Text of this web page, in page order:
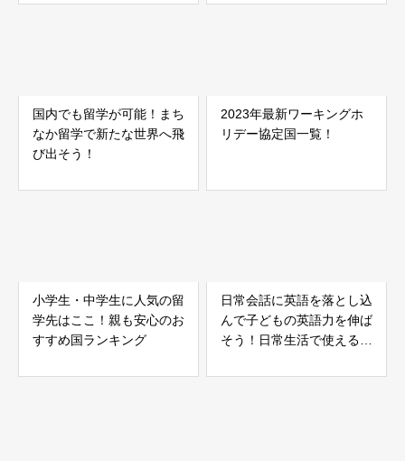
国内でも留学が可能！まち
なか留学で新たな世界へ飛
び出そう！
2023年最新ワーキングホ
リデー協定国一覧！
小学生・中学生に人気の留
学先はここ！親も安心のお
すすめ国ランキング
日常会話に英語を落とし込
んで子どもの英語力を伸ば
そう！日常生活で使える英